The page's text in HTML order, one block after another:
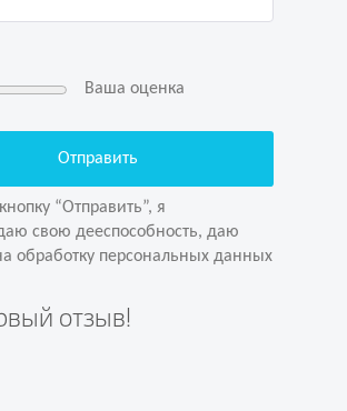
Ваша оценка
“Отправить”, я
свою дееспособность, даю
обработку персональных данных
отзыв!
“Отправить”, я
обработку персональных данных
первым!